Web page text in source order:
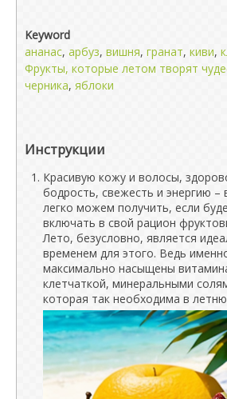
Keyword
ананас, арбуз, вишня, гранат, киви,
Фрукты, которые летом творят
черника, яблоки
Инструкции
Красивую кожу и волосы,
бодрость, свежесть и энергию –
легко можем получить, если
включать в свой рацион
Лето, безусловно, является
временем для этого. Ведь
максимально насыщены
клетчаткой, минеральными
которая так необходима в